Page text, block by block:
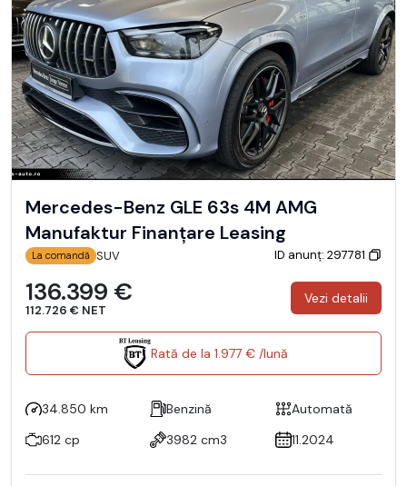
Mercedes-Benz GLE 63s 4M AMG
Manufaktur Finanțare Leasing
La comandă SUV ID anunț: 297781
136.399 €
112.726 € NET
Vezi detalii
Rată de la 1.977 € /lună
34.850 km Benzină
Automată
612 cp
3982 cm3 11.2024